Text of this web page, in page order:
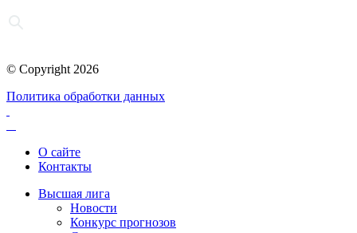
© Copyright 2026
Политика обработки данных
О сайте
Контакты
Высшая лига
Новости
Конкурс прогнозов